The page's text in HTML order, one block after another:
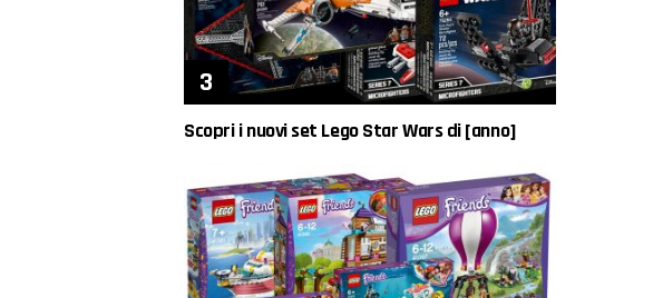
Scopri i nuovi set Lego Star Wars di [anno]